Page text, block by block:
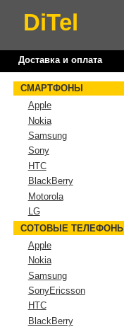
DiTel
Доставка и оплата
СМАРТФОНЫ
Apple
Nokia
Samsung
Sony
HTC
BlackBerry
Motorola
LG
СОТОВЫЕ ТЕЛЕФОНЫ
Apple
Nokia
Samsung
SonyEricsson
HTC
BlackBerry